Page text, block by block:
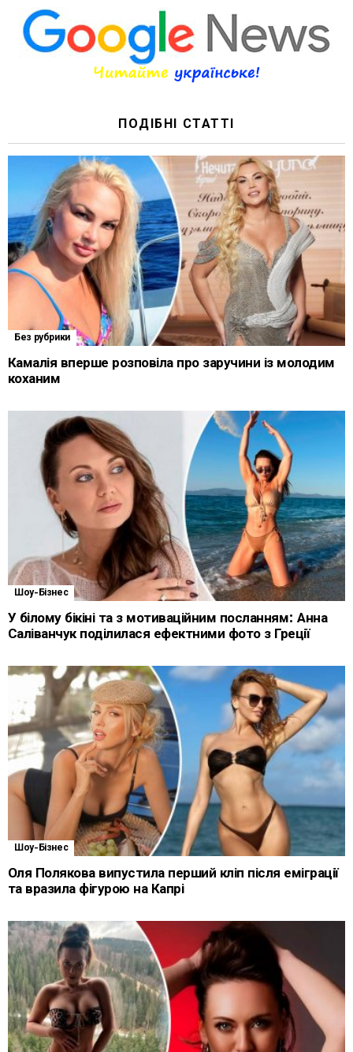
ПОДІБНІ СТАТТІ
Без рубрики
Камалія вперше розповіла про заручини із молодим
коханим
Шоу-Бізнес
У білому бікіні та з мотиваційним посланням: Анна
Саліванчук поділилася ефектними фото з Греції
Шоу-Бізнес
Оля Полякова випустила перший кліп після еміграції
та вразила фігурою на Капрі